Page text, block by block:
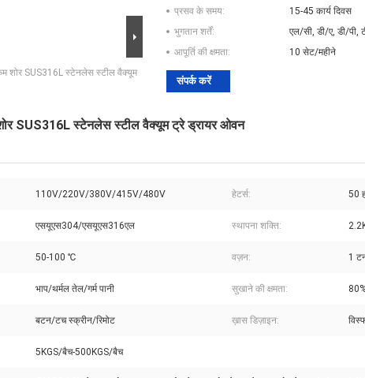
कम शोर SUS316L स्टेनलेस स्टील वैक्यूम
प्रसव के समय:
15-45 कार्य दिवस
भुगतान शर्तें:
एल/सी, डी/ए, डी/पी,
आपूर्ति की क्षमता:
10 सेट/महीने
संपर्क करें
शोर SUS316L स्टेनलेस स्टील वैक्यूम ट्रे ड्रायर ओवन
110V/220V/380V/415V/480V हेटर्स: 50
एसयूएस304/एसयूएस316एल स्थापना शक्ति:
50-100 ℃ वज़न: 1
भाप/थर्मल तेल/गर्म पानी सुखाने की क्षमता:
बटन/टच स्क्रीन/रिमोट ख़ास डिज़ाइन:
5KGS/बैच-500KGS/बैच